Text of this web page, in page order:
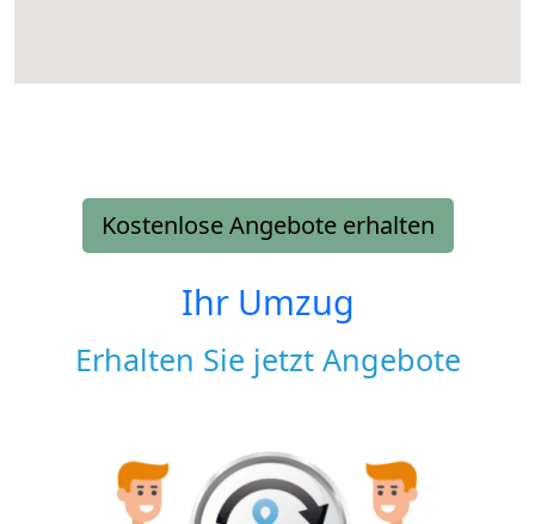
Kostenlose Angebote erhalten
Ihr Umzug
Erhalten Sie jetzt Angebote